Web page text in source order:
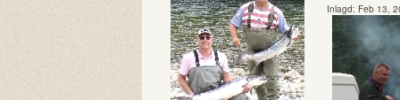
Inlagd: Feb 13,